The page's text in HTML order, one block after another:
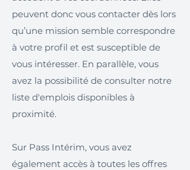
peuvent donc vous contacter dès lors
qu’une mission semble correspondre
à votre profil et est susceptible de
vous intéresser. En parallèle, vous
avez la possibilité de consulter notre
liste d'emplois disponibles à
proximité.
Sur Pass Intérim, vous avez
également accès à toutes les offres